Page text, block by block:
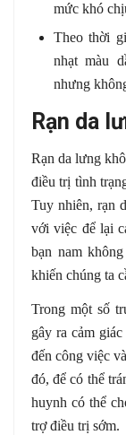
mức khó
Theo thời
nhạt màu
nhưng
Rạn da
Rạn da lưng
điều trị tình
Tuy nhiên, rạn
với việc để lại
bạn nam
khiến chúng ta
Trong một số
gây ra cảm
đến công việc
đó, để có thể
huynh có thể
trợ điều trị sớm.